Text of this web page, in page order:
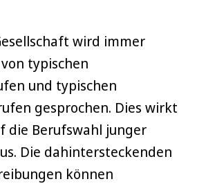
wird immer
typischen
und typischen
gesprochen. Dies wirkt
die Berufswahl junger
Die dahintersteckenden
können